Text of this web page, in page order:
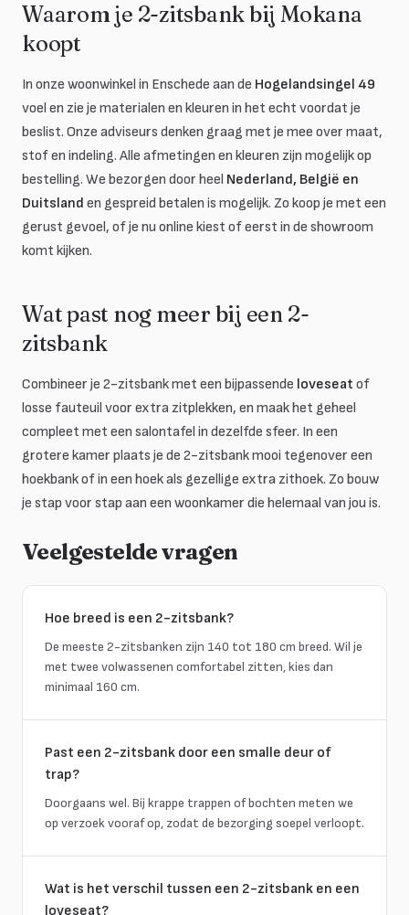
Waarom je 2-zitsbank bij Mokana
koopt
In onze woonwinkel in Enschede aan de Hogelandsingel 49
voel en zie je materialen en kleuren in het echt voordat je
beslist. Onze adviseurs denken graag met je mee over maat,
stof en indeling. Alle afmetingen en kleuren zijn mogelijk op
bestelling. We bezorgen door heel Nederland, België en
Duitsland en gespreid betalen is mogelijk. Zo koop je met een
gerust gevoel, of je nu online kiest of eerst in de showroom
komt kijken.
Wat past nog meer bij een 2-
zitsbank
Combineer je 2-zitsbank met een bijpassende loveseat of
losse fauteuil voor extra zitplekken, en maak het geheel
compleet met een salontafel in dezelfde sfeer. In een
grotere kamer plaats je de 2-zitsbank mooi tegenover een
hoekbank of in een hoek als gezellige extra zithoek. Zo bouw
je stap voor stap aan een woonkamer die helemaal van jou is.
Veelgestelde vragen
Hoe breed is een 2-zitsbank?
De meeste 2-zitsbanken zijn 140 tot 180 cm breed. Wil je
met twee volwassenen comfortabel zitten, kies dan
minimaal 160 cm.
Past een 2-zitsbank door een smalle deur of
trap?
Doorgaans wel. Bij krappe trappen of bochten meten we
op verzoek vooraf op, zodat de bezorging soepel verloopt.
Wat is het verschil tussen een 2-zitsbank en een
loveseat?